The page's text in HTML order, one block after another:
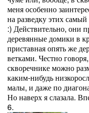
меня особенно
на разведку этих
:) Действительно, они
деревянные домики в
приставная опять же
ветками. Честно
скворечнике можно
каким-нибудь
малы, и даже по
Но наверх я слазала.
6.